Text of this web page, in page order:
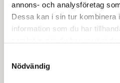
annons- och analysföretag
Dessa kan i sin tur kombinera
information som du har
Nödvändig
skäl föreligger kan
helgdagar
Missbruk av tillståndet